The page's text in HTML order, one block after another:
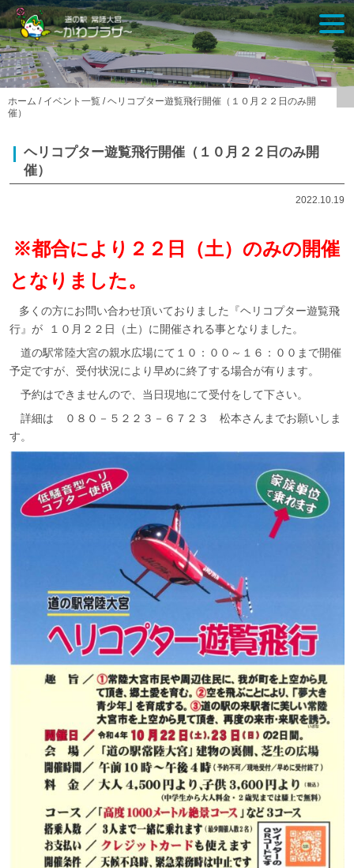
Skip
to
content
ホーム / イベント一覧 /ヘリコプター遊覧飛行開催（１０月２２日のみ開
催）
ヘリコプター遊覧飛行開催（１０月２２日のみ開
催）
2022.10.19
※都合により２２日（土）のみの開催
となりました。
多くの方にお問い合わせ頂いておりました『ヘリコプター遊覧飛
行』が １０月２２日（土）に開催される事となりました。
道の駅常陸大宮の親水広場にて１０：００～１６：００まで開催
予定ですが、受付状況により早めに終了する場合が有ります。
予約はできませんので、当日現地にて受付をして下さい。
詳細は ０８０－５２２３－６７２３ 松本さんまでお願いしま
す。